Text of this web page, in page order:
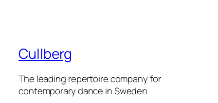
Cullberg
The leading repertoire company for
contemporary dance in Sweden